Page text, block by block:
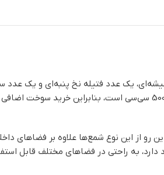
سی‌سی به همراه سری آسان‌ریز است. رنگ سوخت اولیه رایگان بی‌رنگ بوده که در بسته‌بندی ارسال می‌گردد. از آنجا که شمع پیرکس قطر 10 دارای حجم
از این نوع شمع‌ها علاوه بر فضاهای
به راحتی در فضاهای مختلف قابل